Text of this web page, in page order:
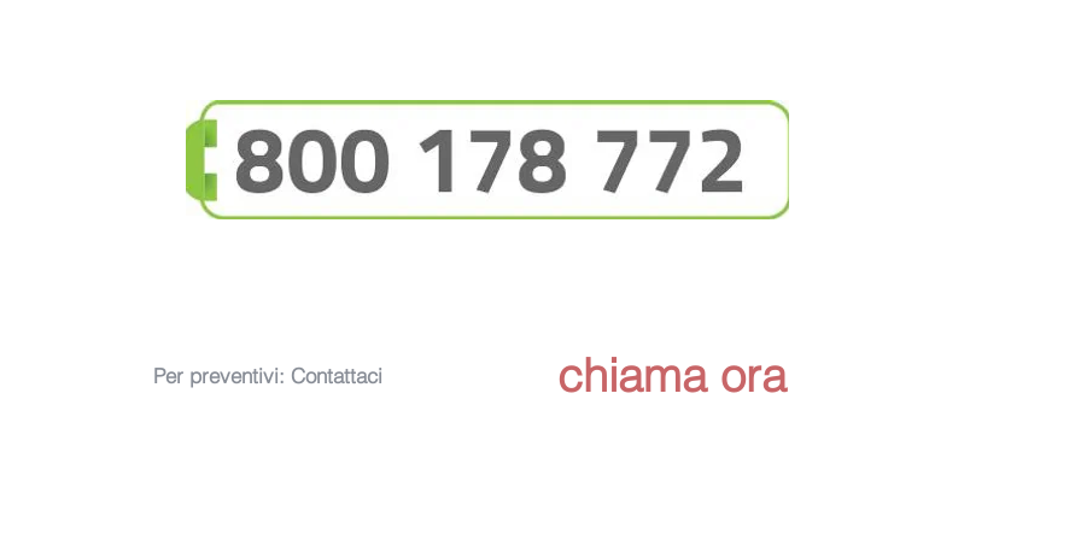
Per preventivi: Contattaci chiama ora